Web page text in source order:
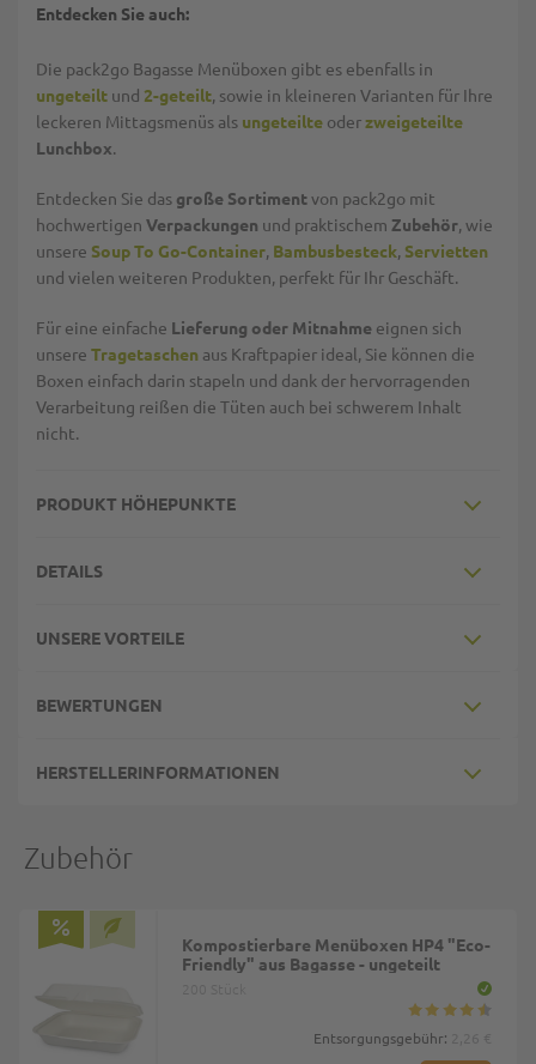
Entdecken Sie auch:
Die pack2go Bagasse Menüboxen gibt es ebenfalls in
ungeteilt und 2-geteilt, sowie in kleineren Varianten für Ihre
leckeren Mittagsmenüs als ungeteilte oderzweigeteilte
Lunchbox.
Entdecken Sie das große Sortimentvon pack2go mit
hochwertigen Verpackungen und praktischem Zubehör, wie
unsere Soup To Go-Container, Bambusbesteck, Servietten
und vielen weiteren Produkten, perfekt für Ihr Geschäft.
Für eine einfache Lieferung oder Mitnahme eignen sich
unsere Tragetaschen aus Kraftpapier ideal, Sie können die
Boxen einfach darin stapeln und dank der hervorragenden
Verarbeitung reißen die Tüten auch bei schwerem Inhalt
nicht.
PRODUKT HÖHEPUNKTE
DETAILS
UNSERE VORTEILE
BEWERTUNGEN
HERSTELLERINFORMATIONEN
Zubehör
Kompostierbare Menüboxen HP4 "Eco-
Friendly" aus Bagasse - ungeteilt
Entsorgungsgebühr: